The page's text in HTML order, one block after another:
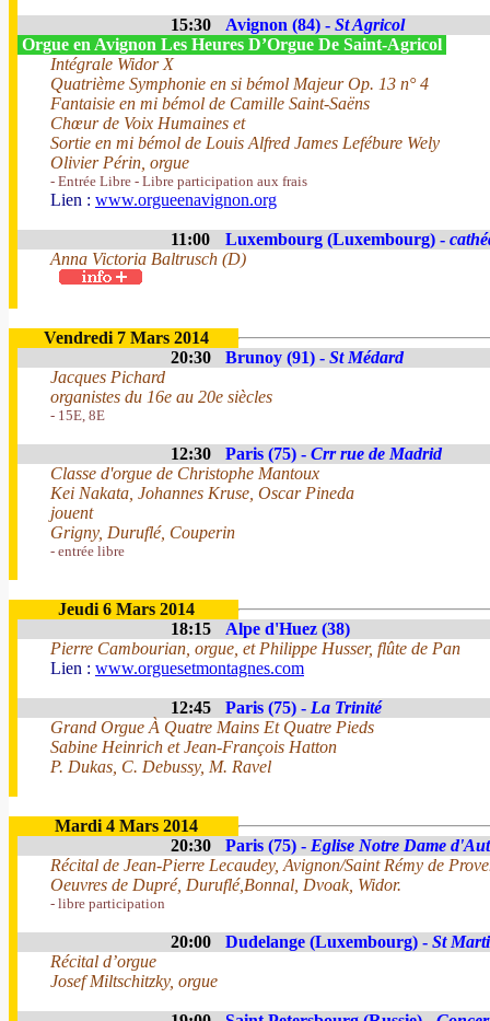
15:30 Avignon (84) - St Agricol
Orgue en Avignon Les Heures D’Orgue De Saint-Agricol
Intégrale Widor X
Quatrième Symphonie en si bémol Majeur Op. 13 n° 4
Fantaisie en mi bémol de Camille Saint-Saëns
Chœur de Voix Humaines et
Sortie en mi bémol de Louis Alfred James Lefébure Wely
Olivier Périn, orgue
- Entrée Libre - Libre participation aux frais
Lien : www.orgueenavignon.org
11:00 Luxembourg (Luxembourg) -
Anna Victoria Baltrusch (D)
Vendredi 7 Mars 2014
20:30
Brunoy (91) - St Médard
Jacques Pichard
organistes du 16e au 20e siècles
- 15E, 8E
12:30 Paris (75) - Crr rue de Madrid
Classe d'orgue de Christophe Mantoux
Kei Nakata, Johannes Kruse, Oscar Pineda
jouent
Grigny, Duruflé, Couperin
- entrée libre
Jeudi 6 Mars 2014
18:15
Alpe d'Huez (38)
Pierre Cambourian, orgue, et Philippe Husser, flûte de Pan
Lien : www.orguesetmontagnes.com
12:45 Paris (75) - La Trinité
Grand Orgue À Quatre Mains Et Quatre Pieds
Sabine Heinrich et Jean-François Hatton
P. Dukas, C. Debussy, M. Ravel
Mardi 4 Mars 2014
20:30
Paris (75) - Eglise Notre Dame
Récital de Jean-Pierre Lecaudey, Avignon/Saint Rémy de
Oeuvres de Dupré, Duruflé,Bonnal, Dvoak, Widor.
- libre participation
20:00 Dudelange (Luxembourg) - St
Récital d’orgue
Josef Miltschitzky, orgue